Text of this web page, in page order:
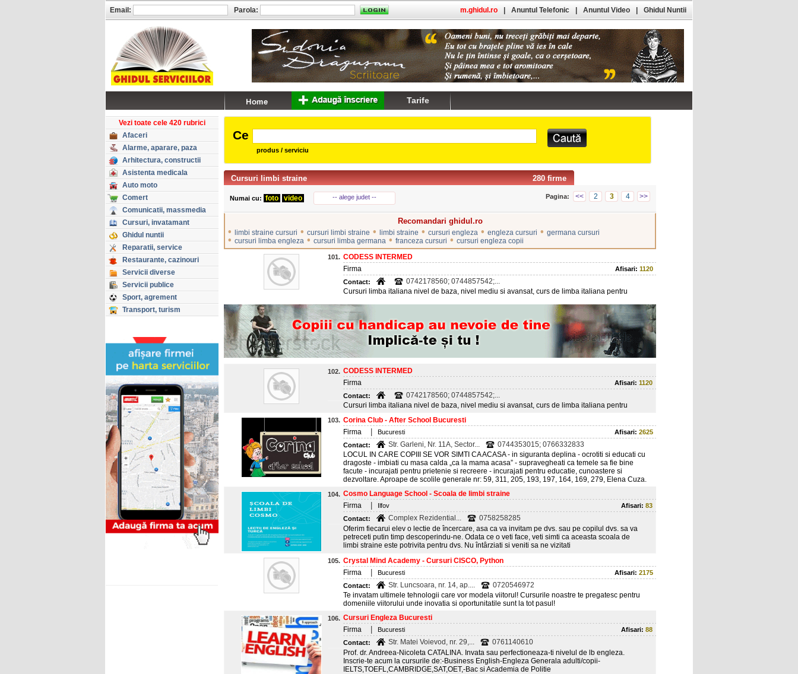
Vezi toate cele 420 rubrici
Afaceri
Alarme, aparare, paza
Arhitectura, constructii
Asistenta medicala
Auto moto
Comert
Comunicatii, massmedia
Cursuri, invatamant
Ghidul nuntii
Reparatii, service
Restaurante, cazinouri
Servicii diverse
Servicii publice
Sport, agrement
Transport, turism
Ce
produs / serviciu
280 firme
Cursuri limbi straine
Numai cu: foto video -- alege judet -- Pagina: << 2 3 4 >>
Recomandari ghidul.ro
• limbi straine cursuri • cursuri limbi straine • limbi straine • cursuri engleza • engleza cursuri • germana cursuri
• cursuri limba engleza • cursuri limba germana • franceza cursuri • cursuri engleza copii
101. CODESS INTERMED
Firma
Afisari: 1120
Contact:
0742178560; 0744857542;...
Cursuri limba italiana nivel de baza, nivel mediu si avansat, curs de limba italiana pentru
102. CODESS INTERMED
Firma
Afisari: 1120
Contact:
0742178560; 0744857542;...
Cursuri limba italiana nivel de baza, nivel mediu si avansat, curs de limba italiana pentru
103. Corina Club - After School Bucuresti
Firma
Bucuresti Afisari: 2625
Contact:
Str. Garleni, Nr. 11A, Sector...
0744353015; 0766332833
LOCUL IN CARE COPIII SE VOR SIMTI CA ACASA - in siguranta deplina - ocrotiti si educati cu
dragoste - imbiati cu masa calda „ca la mama acasa” - supravegheati ca temele sa fie bine
facute - incurajati pentru prietenie si recreere - incurajati pentru educatie, cunoastere si
dezvoltare. Aproape de scolile generale nr: 59, 311, 205, 193, 197, 164, 169, 279, Elena Cuza.
104. Cosmo Language School - Scoala de limbi straine
Firma
Ilfov Afisari: 83
Contact:
Complex Rezidential...
0758258285
Oferim fiecarui elev o lectie de încercare, asa ca va invitam pe dvs. sau pe copilul dvs. sa va
petreceti putin timp descoperindu-ne. Odata ce o veti face, veti simti ca aceasta scoala de
limbi straine este potrivita pentru dvs. Nu întârziati si veniti sa ne vizitati
105. Crystal Mind Academy - Cursuri CISCO, Python
Firma
Bucuresti Afisari: 2175
Contact:
Str. Luncsoara, nr. 14, ap....
0720546972
Te invatam ultimele tehnologii care vor modela viitorul! Cursurile noastre te pregatesc pentru
domeniile viitorului unde inovatia si oportunitatile sunt la tot pasul!
106. Cursuri Engleza Bucuresti
Firma
Bucuresti Afisari: 88
Contact:
Str. Matei Voievod, nr. 29,...
0761140610
Prof. dr. Andreea-Nicoleta CATALINA. Invata sau perfectioneaza-ti nivelul de lb engleza.
Inscrie-te acum la cursurile de:-Business English-Engleza Generala adulti/copii-
IELTS,TOEFL,CAMBRIDGE,SAT,OET,-Bac si Academia de Politie
Email: Parola: m.ghidul.ro Anuntul Telefonic Anuntul Video Ghidul Nuntii
Tarife